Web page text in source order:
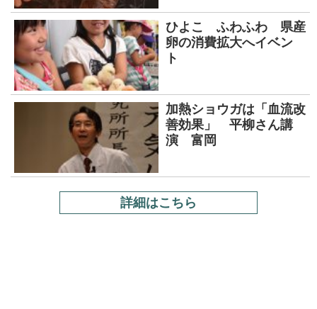
ひよこ ふわふわ 県産
卵の消費拡大へイベン
ト
加熱ショウガは「血流改
善効果」 平柳さん講
演 富岡
詳細はこちら